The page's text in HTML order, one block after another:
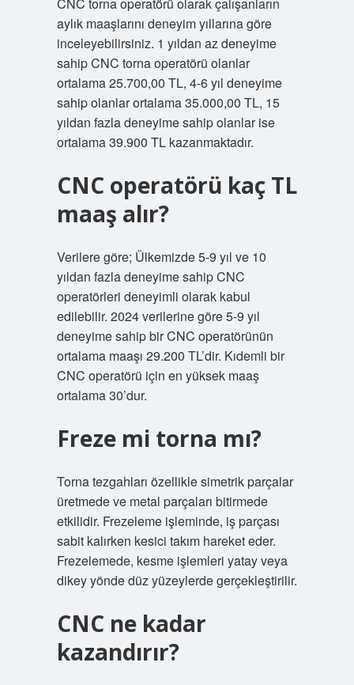
aylık maaşlarını deneyim yıllarına göre
inceleyebilirsiniz. 1 yıldan az deneyime
sahip CNC torna operatörü olanlar
ortalama 25.700,00 TL, 4-6 yıl deneyime
sahip olanlar ortalama 35.000,00 TL, 15
yıldan fazla deneyime sahip olanlar ise
ortalama 39.900 TL kazanmaktadır.
CNC operatörü kaç TL
maaş alır?
Verilere göre; Ülkemizde 5-9 yıl ve 10
yıldan fazla deneyime sahip CNC
operatörleri deneyimli olarak kabul
edilebilir. 2024 verilerine göre 5-9 yıl
deneyime sahip bir CNC operatörünün
ortalama maaşı 29.200 TL’dir. Kıdemli bir
CNC operatörü için en yüksek maaş
ortalama 30’dur.
Freze mi torna mı?
Torna tezgahları özellikle simetrik parçalar
üretmede ve metal parçaları bitirmede
etkilidir. Frezeleme işleminde, iş parçası
sabit kalırken kesici takım hareket eder.
Frezelemede, kesme işlemleri yatay veya
dikey yönde düz yüzeylerde gerçekleştirilir.
CNC ne kadar
kazandırır?